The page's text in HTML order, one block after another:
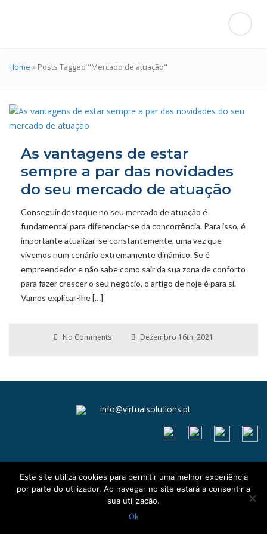
Home » Posts Tagged "Mercado de atuação"
As vantagens de estar
sempre a par das novidades
do seu mercado de atuação
Conseguir destaque no seu mercado de atuação é
fundamental para diferenciar-se da concorrência. Para isso, é
importante atualizar-se constantemente, uma vez que
vivemos num cenário extremamente dinâmico. Se é
empreendedor e não sabe como sair da sua zona de conforto
para fazer crescer o seu negócio, o artigo de hoje é para si.
Vamos explicar-lhe […]
No Comments Dezembro 16th, 2021
info@virtualsolutions.pt
Livro de reclamações
Termos e Condições
Política de Privacidade e Cookies
Este site utiliza cookies para permitir uma melhor experiência
por parte do utilizador. Ao navegar no site estará a consentir a
sua utilização.
Ok